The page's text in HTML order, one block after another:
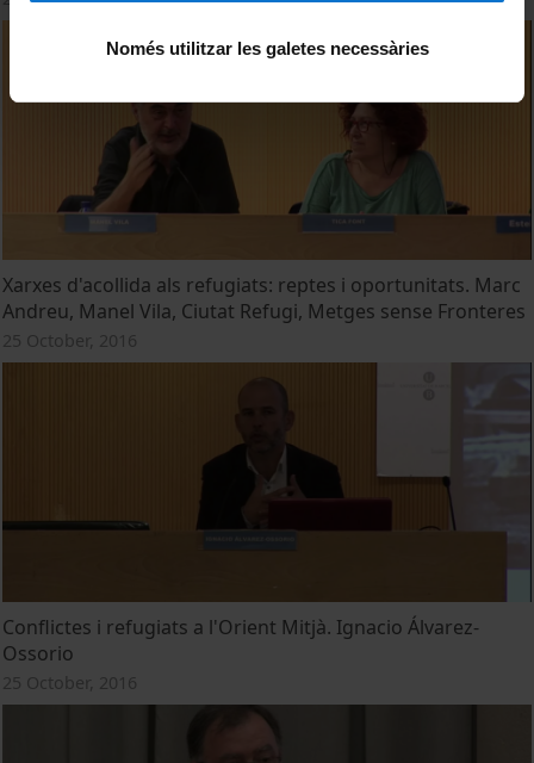
Només utilitzar les galetes necessàries
Xarxes d'acollida als refugiats: reptes i oportunitats. Marc
Andreu, Manel Vila, Ciutat Refugi, Metges sense Fronteres
25 October, 2016
Conflictes i refugiats a l'Orient Mitjà. Ignacio Álvarez-
Ossorio
25 October, 2016